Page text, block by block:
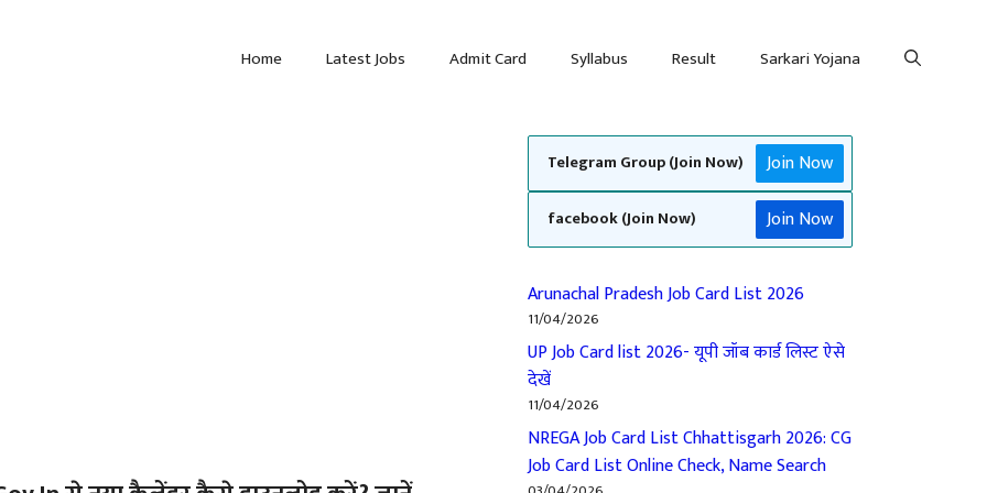
Home Latest Jobs Admit Card Syllabus Result Sarkari Yojana
Telegram Group (Join Now) Join Now
facebook (Join Now) Join Now
Arunachal Pradesh Job Card List 2026
11/04/2026
UP Job Card list 2026- यूपी जॉब कार्ड लिस्ट ऐसे
देखें
11/04/2026
NREGA Job Card List Chhattisgarh 2026: CG
Job Card List Online Check, Name Search